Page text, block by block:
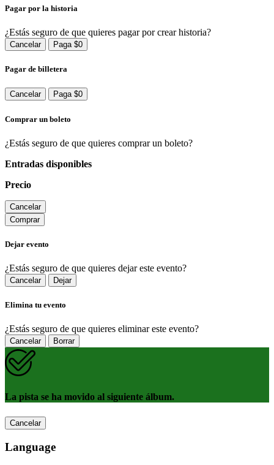
Pagar por la historia
¿Estás seguro de que quieres pagar por crear historia?
Cancelar Paga $0
Pagar de billetera
Cancelar Paga $0
Comprar un boleto
¿Estás seguro de que quieres comprar un boleto?
Entradas disponibles
Precio
Cancelar
Comprar
Dejar evento
¿Estás seguro de que quieres dejar este evento?
Cancelar Dejar
Elimina tu evento
¿Estás seguro de que quieres eliminar este evento?
Cancelar Borrar
La pista se ha movido al siguiente álbum.
Cancelar
Language